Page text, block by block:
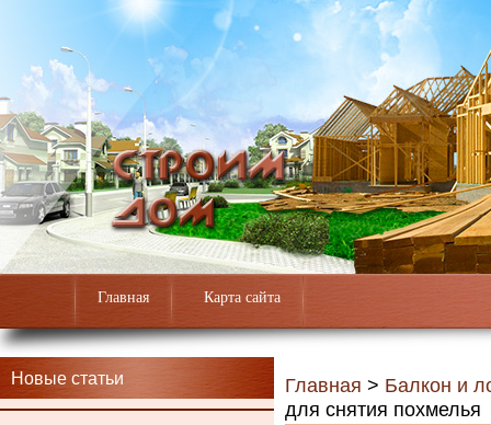
Главная Карта сайта
Новые статьи Главная > Балкон и
для снятия похмелья